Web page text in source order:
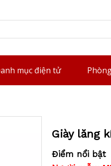
mục điện tử
Giày lăng
Điểm nổi bật